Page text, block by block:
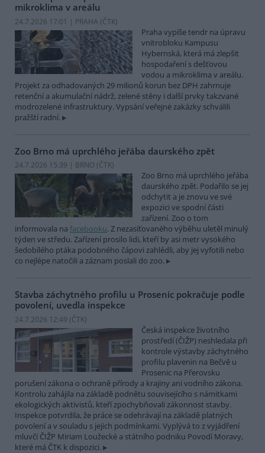
mikroklima v areálu
24.7.2026 17:01 | PRAHA (ČTK)
Praha vypíše tendr na úpravu
vnitrobloku Kampusu
Hybernská, která má zlepšit
hospodaření s dešťovou
vodou a mikroklima v areálu.
Projekt za odhadovaných 29 milionů korun bez DPH zahrnuje
retenční a akumulační nádrž, zelené stěny i další prvky takzvané
modrozelené infrastruktury. Vypsání veřejné zakázky schválili
pražští radní.
Zoo Brno má uprchlého jeřába daurského zpět
24.7.2026 15:39 | BRNO (ČTK)
Zoo Brno má uprchlého jeřába
daurského zpět. Podařilo se jej
odchytit a je znovu ve své
expozici ve spodní části
zařízení. Zoo o tom
informovala na facebooku. Z nezasíťovaného výběhu uletěl minulý
týden ve středu. Zařízení prosilo lidi, kteří by asi metr vysokého
šedobílého ptáka podobného čápovi zahlédli, aby jej vyfotili nebo
co nejlépe natočili a záznam poslali do zoo.
Stavba záchytného profilu u Prosenic pokračuje podle
povolení, uvedla inspekce
24.7.2026 12:49 (ČTK)
Česká inspekce životního
prostředí (ČIŽP) neshledala při
kontrole výstavby záchytného
profilu plavenin na Bečvě u
Prosenic na Přerovsku
porušení zákona o ochraně přírody a krajiny ani vodního zákona.
Kontrolu zahájila na základě podnětu souvisejícího s námitkami
ekologických aktivistů, kteří zpochybňovali zákonnost stavby.
Inspekce potvrdila, že práce se odehrávají na základě platných
povolení a v souladu s jejich podmínkami. Vyplývá to z vyjádření
mluvčí ČIŽP Miriam Loužecké a státního podniku Povodí Moravy,
které má ČTK k dispozici.